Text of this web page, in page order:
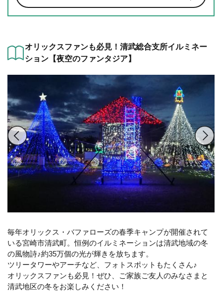
オリックスファンも必見！清武総合支所イルミネー
ション【夜空のファンタジア】
毎年オリックス・バファローズの春季キャンプが開催されて
いる宮崎市清武町。恒例のイルミネーションは清武地域の冬
の風物詩♪約35万個の光が輝きを放ちます。
ツリータワーやアーチなど、フォトスポットもたくさん♪
オリックスファンも必見！ぜひ、ご家族ご友人のみなさまと
清武地区の冬をお楽しみください！